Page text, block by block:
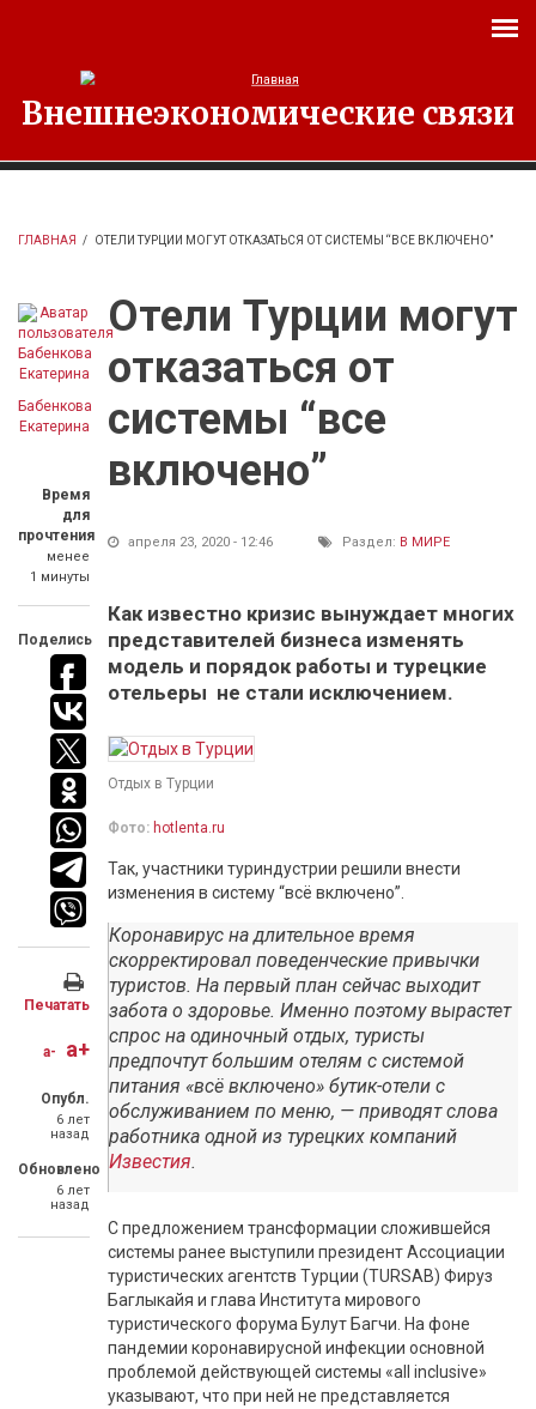
Внешнеэкономические связи
ГЛАВНАЯ / ОТЕЛИ ТУРЦИИ МОГУТ ОТКАЗАТЬСЯ ОТ СИСТЕМЫ “ВСЕ ВКЛЮЧЕНО”
Бабенкова
Екатерина
Время
для
прочтения
менее
1 минуты
Поделись
Печатать
a- a+
Опубл.
6 лет
назад
Обновлено
6 лет
назад
Отели Турции могут
отказаться от
системы “все
включено”
апреля 23, 2020 - 12:46 Раздел: В МИРЕ
Как известно кризис вынуждает многих
представителей бизнеса изменять
модель и порядок работы и турецкие
отельеры не стали исключением.
Отдых в Турции
Фото: hotlenta.ru
Так, участники туриндустрии решили внести
изменения в систему “всё включено”.
Коронавирус на длительное время
скорректировал поведенческие привычки
туристов. На первый план сейчас выходит
забота о здоровье. Именно поэтому вырастет
спрос на одиночный отдых, туристы
предпочтут большим отелям с системой
питания «всё включено» бутик-отели с
обслуживанием по меню, — приводят слова
работника одной из турецких компаний
Известия.
С предложением трансформации сложившейся
системы ранее выступили президент Ассоциации
туристических агентств Турции (TURSAB) Фируз
Баглыкайя и глава Института мирового
туристического форума Булут Багчи. На фоне
пандемии коронавирусной инфекции основной
проблемой действующей системы «all inclusive»
указывают, что при ней не представляется